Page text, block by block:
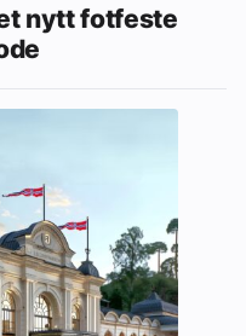
nytt fotfeste